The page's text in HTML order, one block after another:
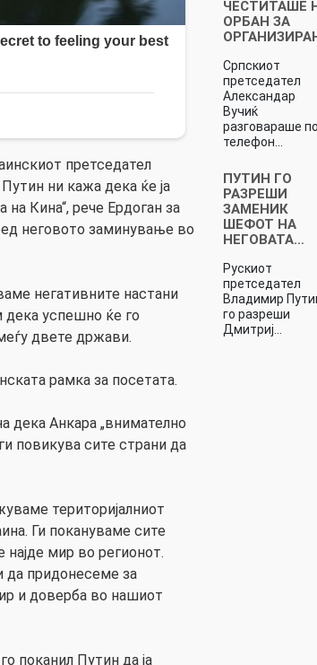
претседател
ни кажа дека ќе ја
на Кина“, рече Ердоган за
неговото заминување во
негативните настани
дека успешно ќе го
двете држави.
рамка за посетата.
дека Анкара „внимателно
повикува сите страни да
територијалниот
Ги покануваме сите
најде мир во регионот.
да придонесеме за
и доверба во нашиот
поканил Путин да ја
ЧЕСТИТАШЕ
ОРБАН ЗА
Српскиот
претседател
Александар
Вучиќ
разговараше по
телефон…
ПУТИН ГО
РАЗРЕШИ
ЗАМЕНИК
ШЕФОТ НА
НЕГОВАТА…
Рускиот
претседател
Владимир
го разреши
Дмитриј…